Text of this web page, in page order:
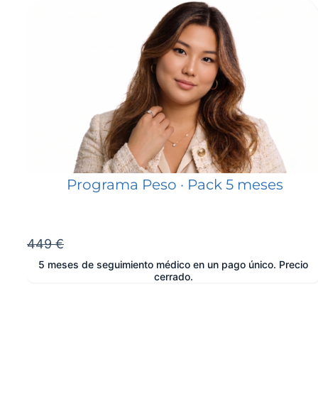
Programa Peso · Pack 5 meses
449 €
5 meses de seguimiento médico en un pago único. Precio
cerrado.